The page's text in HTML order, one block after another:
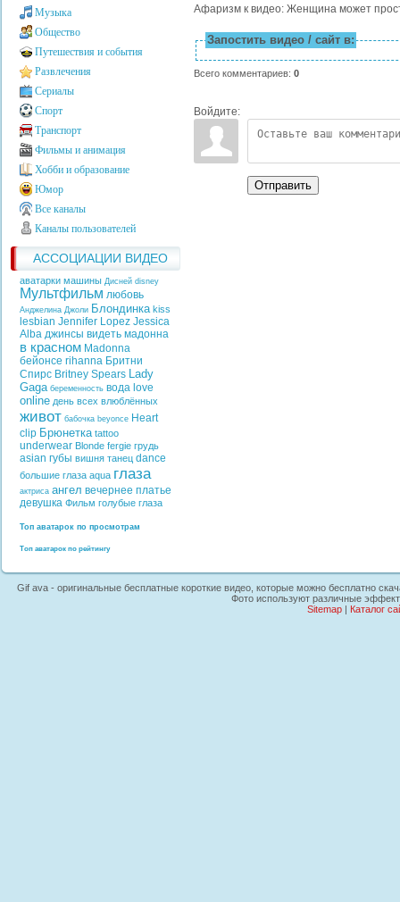
Музыка
Общество
Путешествия и события
Развлечения
Сериалы
Спорт
Транспорт
Фильмы и анимация
Хобби и образование
Юмор
Все каналы
Каналы пользователей
АССОЦИАЦИИ ВИДЕО
аватарки машины Дисней disney
Мультфильм любовь
Анджелина Джоли Блондинка kiss
lesbian Jennifer Lopez Jessica
Alba джинсы видеть мадонна
в красном Madonna
бейонсе rihanna Бритни
Спирс Britney Spears Lady
Gaga беременность вода love
online день всех влюблённых
живот бабочка beyonce Heart
clip Брюнетка tattoo
underwear Blonde fergie грудь
asian губы вишня танец dance
большие глаза aqua глаза
актриса ангел вечернее платье
девушка Фильм голубые глаза
Топ аватарок по просмотрам
Топ аватарок по рейтингу
Афаризм к видео: Женщина может
Запостить видео / сайт в:
Всего комментариев: 0
Войдите:
Отправить
Gif ava - оригинальные бесплатные короткие видео, которые можно бесплатно
Фото используют различные
Sitemap| Каталог